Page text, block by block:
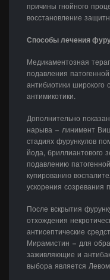
причины гнойного
восстановление
Способы лечения
Медикаментозная
подавления
антибиотики широкого
антимикотики.
Дополнительно
нарыва – линимент
стадиях фурункулов
йода, бриллиантового
подавлению
купированию
ускорения
После вскрытия
отхождения
антисептические
Мирамистин – для
заживляющие и
выбора является